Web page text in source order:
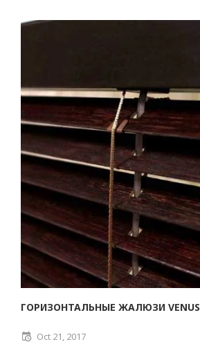
ГОРИЗОНТАЛЬНЫЕ ЖАЛЮЗИ VENUS
Oct 21, 2017